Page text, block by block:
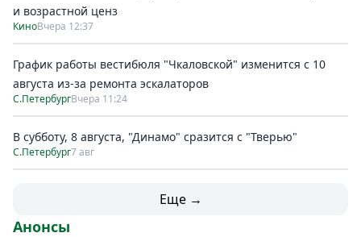
и возрастной ценз
КиноВчера 12:37
График работы вестибюля "Чкаловской" изменится с 10
августа из-за ремонта эскалаторов
С.ПетербургВчера 11:24
В субботу, 8 августа, "Динамо" сразится с "Тверью"
С.Петербург7 авг
Еще →
Анонсы